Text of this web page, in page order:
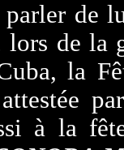
de
de la
la
à la